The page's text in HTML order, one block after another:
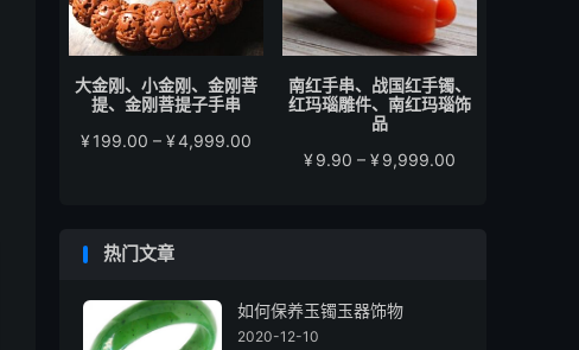
大金刚、小金刚、金刚菩
提、金刚菩提子手串
¥199.00 – ¥4,999.00
南红手串、战国红手镯、
红玛瑙雕件、南红玛瑙饰
品
¥9.90 – ¥9,999.00
热门文章
如何保养玉镯玉器饰物
2020-12-10